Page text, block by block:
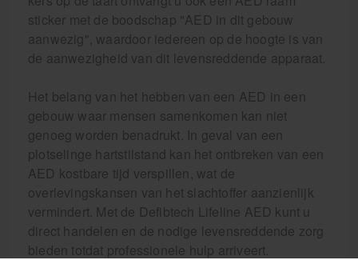
sticker met de boodschap "AED in dit gebouw
aanwezig", waardoor iedereen op de hoogte is van
de aanwezigheid van dit levensreddende apparaat.
Het belang van het hebben van een AED in een
gebouw waar mensen samenkomen kan niet
genoeg worden benadrukt. In geval van een
plotselinge hartstilstand kan het ontbreken van een
AED kostbare tijd verspillen, wat de
overlevingskansen van het slachtoffer aanzienlijk
vermindert. Met de Defibtech Lifeline AED kunt u
direct handelen en de nodige levensreddende zorg
bieden totdat professionele hulp arriveert.